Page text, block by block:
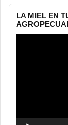
LA MIEL EN